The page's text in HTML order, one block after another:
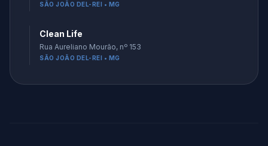
SÃO JOÃO DEL-REI • MG
Clean Life
Rua Aureliano Mourão, nº 153
SÃO JOÃO DEL-REI • MG